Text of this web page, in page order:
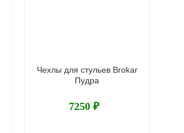
Чехлы для стульев Brokar
Пудра
7250 ₽